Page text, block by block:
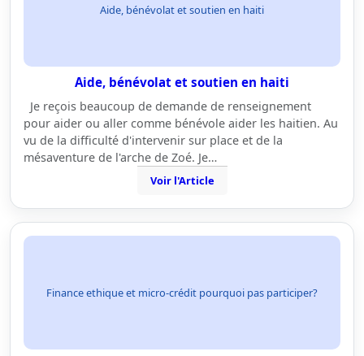
Aide, bénévolat et soutien en haiti
Aide, bénévolat et soutien en haiti
Je reçois beaucoup de demande de renseignement
pour aider ou aller comme bénévole aider les haitien. Au
vu de la difficulté d'intervenir sur place et de la
mésaventure de l'arche de Zoé. Je…
Voir l'Article
Finance ethique et micro-crédit pourquoi pas participer?